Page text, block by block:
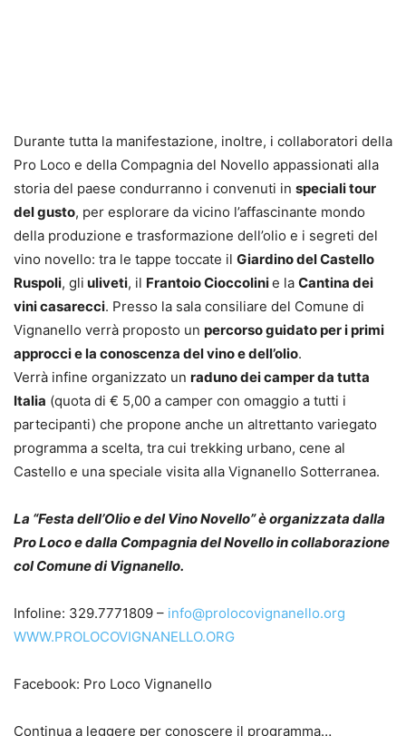
Durante tutta la manifestazione, inoltre, i collaboratori della
Pro Loco e della Compagnia del Novello appassionati alla
storia del paese condurranno i convenuti in speciali tour
del gusto, per esplorare da vicino l’affascinante mondo
della produzione e trasformazione dell’olio e i segreti del
vino novello: tra le tappe toccate il Giardino del Castello
Ruspoli, gli uliveti, il Frantoio Cioccolinie la Cantina dei
vini casarecci. Presso la sala consiliare del Comune di
Vignanello verrà proposto un percorso guidato per i primi
approcci e la conoscenza del vino e dell’olio.
Verrà infine organizzato un raduno dei camper da tutta
Italia (quota di € 5,00 a camper con omaggio a tutti i
partecipanti) che propone anche un altrettanto variegato
programma a scelta, tra cui trekking urbano, cene al
Castello e una speciale visita alla Vignanello Sotterranea.
La “Festa dell’Olio e del Vino Novello” è organizzata dalla
Pro Loco e dalla Compagnia del Novello in collaborazione
col Comune di Vignanello.
Infoline: 329.7771809 – info@prolocovignanello.org
WWW.PROLOCOVIGNANELLO.ORG
Facebook: Pro Loco Vignanello
Continua a leggere per conoscere il programma…